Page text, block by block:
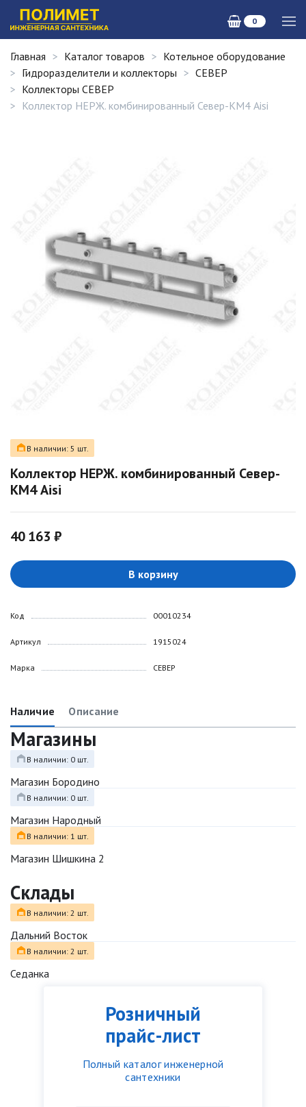
0
Розничный
прайс-лист
Полный каталог инженерной
сантехники
Главная Каталог товаров
Котельное оборудование
Гидроразделители и коллекторы
СЕВЕР
Коллекторы СЕВЕР
Коллектор НЕРЖ. комбинированный Север-КМ4 Aisi
В наличии: 5 шт.
Коллектор НЕРЖ. комбинированный Север-
КМ4 Aisi
40 163 ₽
В корзину
Код
Артикул
Марка
00010234
1915024
СЕВЕР
Наличие Описание
Магазины
В наличии: 0 шт.
Магазин Бородино
В наличии: 0 шт.
Магазин Народный
В наличии: 1 шт.
Магазин Шишкина 2
Склады
В наличии: 2 шт.
Дальний Восток
В наличии: 2 шт.
Седанка